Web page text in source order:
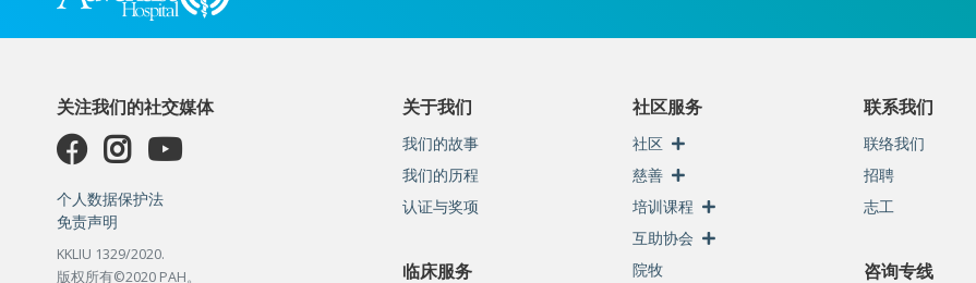
关注我们的社交媒体
个人数据保护法
免责声明
KKLIU 1329/2020.
版权所有©2020 PAH。
关于我们
我们的故事
我们的历程
认证与奖项
临床服务
社区服务
社区
慈善
培训课程
互助协会
院牧
联系我们
联络我们
招聘
志工
咨询专线